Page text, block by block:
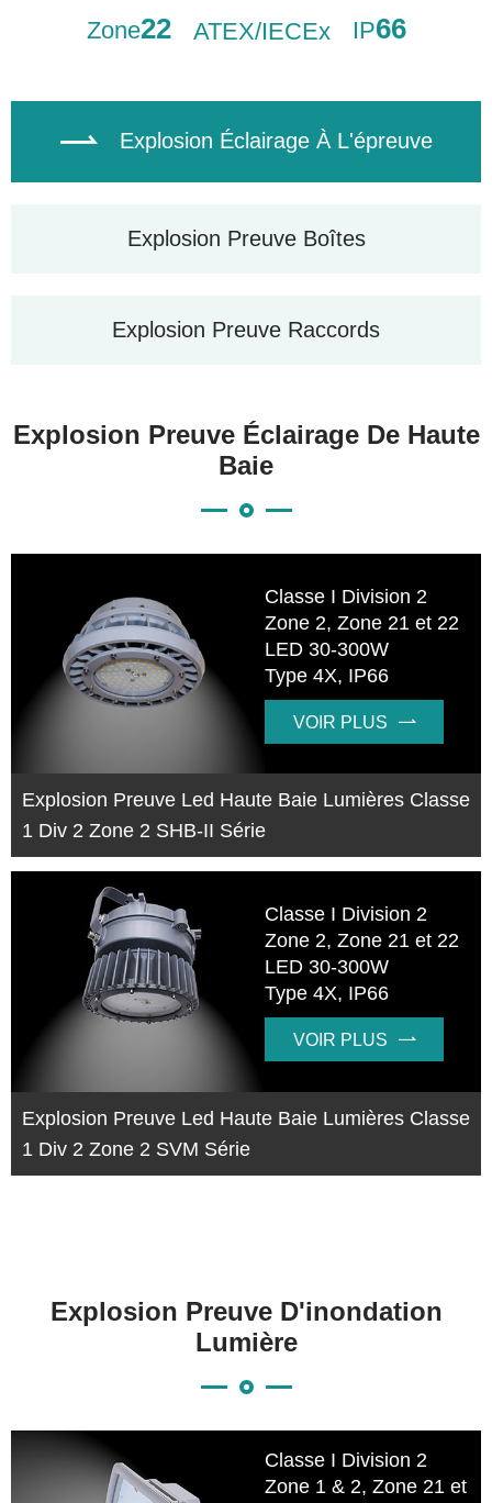
Zone22 ATEX/IECEx IP66
 Explosion Éclairage À L'épreuve
Explosion Preuve Boîtes
Explosion Preuve Raccords
Explosion Preuve Éclairage De Haute
Baie
Classe I Division 2
Zone 2, Zone 21 et 22
LED 30-300W
Type 4X, IP66
VOIR PLUS 
Explosion Preuve Led Haute Baie Lumières Classe
1 Div 2 Zone 2 SHB-II Série
Classe I Division 2
Zone 2, Zone 21 et 22
LED 30-300W
Type 4X, IP66
VOIR PLUS 
Explosion Preuve Led Haute Baie Lumières Classe
1 Div 2 Zone 2 SVM Série
Explosion Preuve D'inondation
Lumière
Classe I Division 2
Zone 1 & 2, Zone 21 et